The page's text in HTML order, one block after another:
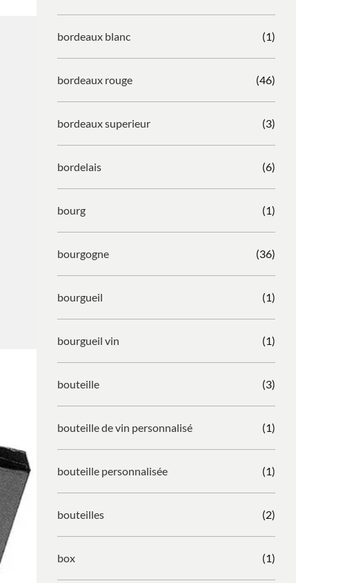
bordeaux blanc (1)
bordeaux rouge (46)
bordeaux superieur (3)
bordelais (6)
bourg (1)
bourgogne (36)
bourgueil (1)
bourgueil vin (1)
bouteille (3)
bouteille de vin personnalisé (1)
bouteille personnalisée (1)
bouteilles (2)
box (1)